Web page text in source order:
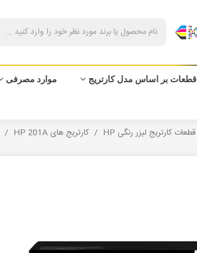
قطعات بر اساس مدل کارتریج موارد مصرفی
قطعات کارتریج لیزر رنگی HP / کارتریج های HP 201A /